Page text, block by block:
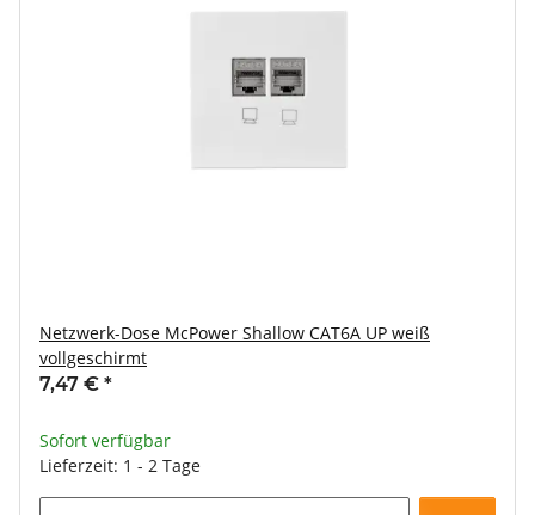
Netzwerk-Dose McPower Shallow CAT6A UP weiß
vollgeschirmt
7,47 € *
Sofort verfügbar
Lieferzeit: 1 - 2 Tage